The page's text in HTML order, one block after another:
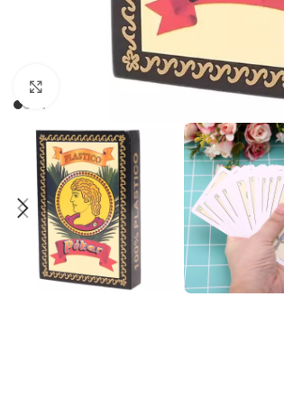
Cliquez pour agrandir